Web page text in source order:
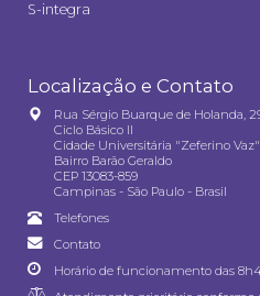
S-integra
Localização e Contato
Rua Sérgio Buarque de Holanda,
Ciclo Básico II
Cidade Universitária "Zeferino Vaz"
Bairro Barão Geraldo
CEP 13083-859
Campinas - São Paulo - Brasil
Telefones
Contato
Horário de funcionamento das